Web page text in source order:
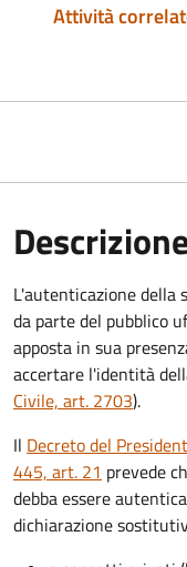
Attività
L'autenticazione della
da parte del pubblico
apposta in sua
accertare l'identità
Civile, art. 2703).
Il Decreto del
445, art. 21 prevede
debba essere
dichiarazione